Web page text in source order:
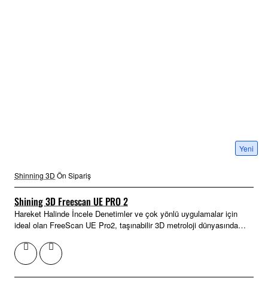
Yeni
Shinning 3D Ön Sipariş
Shining 3D Freescan UE PRO 2
Hareket Halinde İncele Denetimler ve çok yönlü uygulamalar için
ideal olan FreeScan UE Pro2, taşınabilir 3D metroloji dünyasında